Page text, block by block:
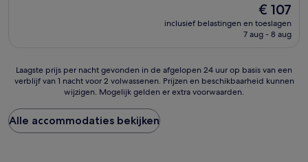
De
prijs
is
€ 107
inclusief belastingen en toeslagen
7 aug - 8 aug
Laagste
prijs
nacht
gevonden
in
Laagste prijs per nacht gevonden in de afgelopen 24 uur op basis van een
verblijf van 1 nacht voor 2 volwassenen. Prijzen en beschikbaarheid kunnen
wijzigen. Mogelijk gelden er extra voorwaarden.
Alle accommodaties bekijken